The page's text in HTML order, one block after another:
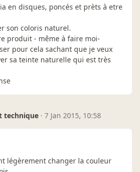
en disques, poncés et prèts à etre
son coloris naturel.
produit - même à faire moi-
pour cela sachant que je veux
sa teinte naturelle qui est très
technique · 7 Jan 2015, 10:58
légèrement changer la couleur